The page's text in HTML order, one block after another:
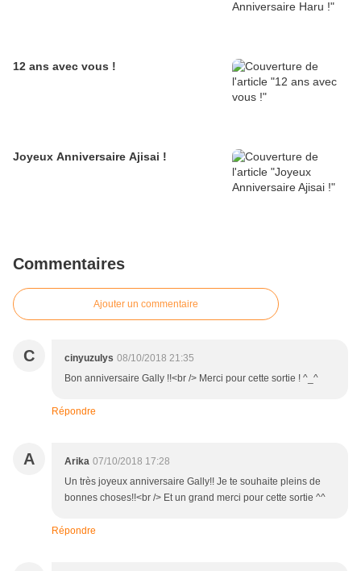
12 ans avec vous !
Joyeux Anniversaire Ajisai !
Commentaires
Ajouter un commentaire
C cinyuzulys 08/10/2018 21:35
Bon anniversaire Gally !!<br /> Merci pour cette sortie ! ^_^
Répondre
A Arika 07/10/2018 17:28
Un très joyeux anniversaire Gally!! Je te souhaite pleins de
bonnes choses!!<br /> Et un grand merci pour cette sortie ^^
Répondre